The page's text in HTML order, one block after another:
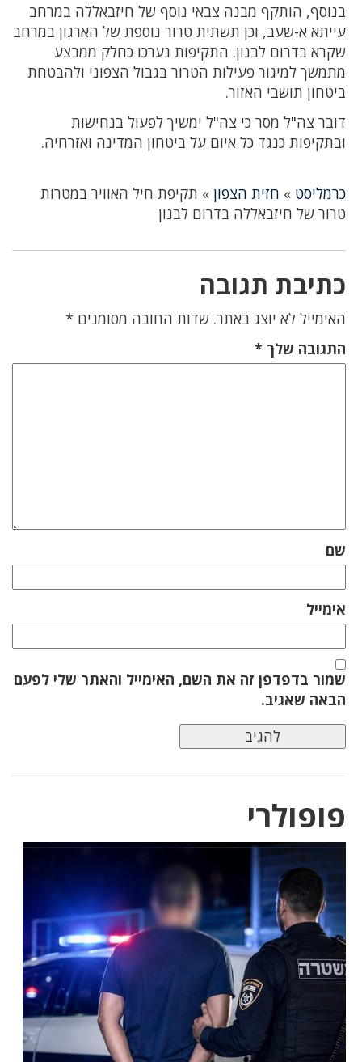
בנוסף, הותקף מבנה צבאי נוסף של חיזבאללה במרחב
עייתא א-שעב, וכן תשתית טרור נוספת של הארגון במרחב
שקרא בדרום לבנון. התקיפות נערכו כחלק ממבצע
מתמשך למיגור פעילות הטרור בגבול הצפוני ולהבטחת
ביטחון תושבי האזור.
דובר צה"ל מסר כי צה"ל ימשיך לפעול בנחישות
ובתקיפות כנגד כל איום על ביטחון המדינה ואזרחיה.
כרמליסט » חזית הצפון » תקיפת חיל האוויר במטרות
טרור של חיזבאללה בדרום לבנון
כתיבת תגובה
האימייל לא יוצג באתר. שדות החובה מסומנים *
התגובה שלך *
שם
אימייל
שמור בדפדפן זה את השם, האימייל והאתר שלי לפעם
הבאה שאגיב.
פופולרי